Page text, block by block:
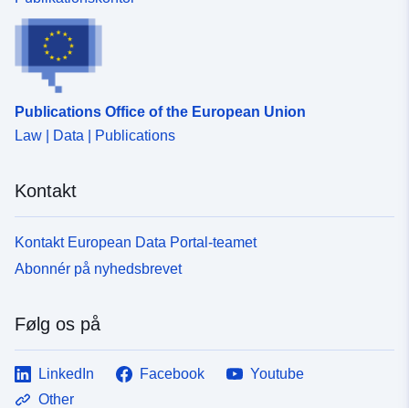
ressource:
Identifikatorer:
120066022-wxs-69ef7518-
uriRef:
120066022-srv-b7f40547-d2be-
4b3a-8483-2f65155404f5
Publications Office of the European Union
Law | Data | Publications
Kontakt
Kontakt European Data Portal-teamet
Abonnér på nyhedsbrevet
Følg os på
LinkedIn Facebook
Youtube
Other